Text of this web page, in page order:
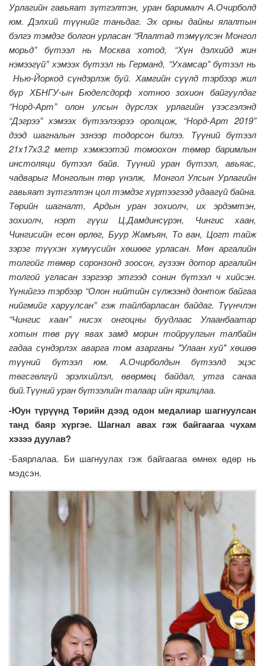
Урлагийн гавьяат зүтгэлтэн, уран барималч А.Очирболд
юм. Дэлхий түүнийг таньдаг. Эх орны дайны ялалтын
бэлгэ тэмдэг болгон урласан “Ялалтад тэмүүлсэн Монгол
морьд” бүтээл нь Москва хотод, “Хүн дэлхийд жин
нэмээгүй” хэмээх бүтээл нь Германд, “Ухамсар” бүтээл нь
Нью-Йоркод сүндэрлэж буй. Хамгийн сүүлд тэрбээр жил
бүр ХБНГУ-ын Бюделсдорф хотноо зохион байгуулдаг
“Норд-Арт” олон улсын дүрслэх урлагийн үзэсгэлэнд
“Дэгрээ” хэмээх бүтээлээрээ оролцож, “Норд-Арт 2019”
дээд шагналын эзнээр тодорсон билээ. Түүний бүтээл
21x17x3.2 метр хэмжээтэй томоохон төмөр баримлын
инстоляци бүтээл байв. Түүний уран бүтээл, авьяас,
чадварыг Монголын төр үнэлж, Монгол Улсын Урлагийн
гавьяат зүтгэлтэн цол тэмдэг хүртээгээд удаагүй байна.
Төрийн шагналт, Ардын уран зохиолч, их эрдэмтэн,
зохиолч, нэрт гүүш Ц.Дамдинсүрэн, Чингис хаан,
Чингисийн есөн өрлөг, Буур Жамъян, То ван, Цогт тайж
зэрэг түүхэн хүмүүсийн хөшөөг урласан. Мөн аргалийн
толгойг төмөр соронзонд зоосон, гүзээн дотор аргалийн
толгой угласан зэргээр этгээд сонин бүтээл ч хийсэн.
Үүнийгээ тэрбээр “Олон нийтийн сүлжээнд донтож байгаа
нийгмийг харуулсан” гэж тайлбарласан байдаг. Түүнчлэн
“Чингис хаан” нисэх онгоцны буудлаас Улаанбаатар
хотын төв рүү явах замд морин тойруулгын талбайн
гадаа сүндэрлэх аварга том азарганы "Улаан хуй" хөшөө
түүний бүтээл юм. А.Очирболдын бүтээлд эцэс
төгсгөлгүй эрэлхийлэл, өвөрмөц байдал, утга санаа
бий.Түүний уран бүтээлийн талаар ийн ярилцлаа.
-Юун түрүүнд Төрийн дээд одон медалиар шагнуулсан
танд баяр хүргэе. Шагнал авах гэж байгаагаа чухам
хэзээ дуулав?
-Баярлалаа. Би шагнуулах гэж байгаагаа өмнөх өдөр нь
мэдсэн.